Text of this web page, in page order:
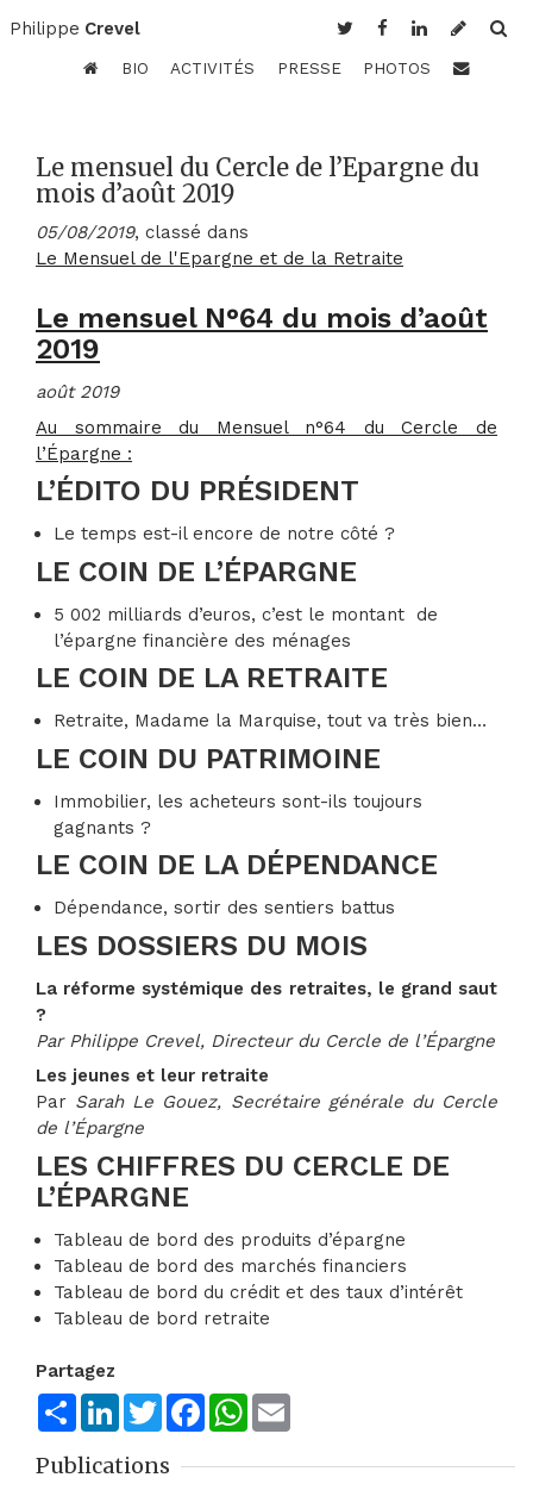
Philippe Crevel
BIO ACTIVITÉS PRESSE PHOTOS
Le mensuel du Cercle de l’Epargne du
mois d’août 2019
05/08/2019, classé dans
Le Mensuel de l'Epargne et de la Retraite
Le mensuel N°64 du mois d’août
2019
août 2019
Au sommaire du Mensuel n°64 du Cercle de
l’Épargne :
L’ÉDITO DU PRÉSIDENT
Le temps est-il encore de notre côté ?
LE COIN DE L’ÉPARGNE
5 002 milliards d’euros, c’est le montant de
l’épargne financière des ménages
LE COIN DE LA RETRAITE
Retraite, Madame la Marquise, tout va très bien…
LE COIN DU PATRIMOINE
Immobilier, les acheteurs sont-ils toujours
gagnants ?
LE COIN DE LA DÉPENDANCE
Dépendance, sortir des sentiers battus
LES DOSSIERS DU MOIS
La réforme systémique des retraites, le grand saut
?
Par Philippe Crevel, Directeur du Cercle de l’Épargne
Les jeunes et leur retraite
Par Sarah Le Gouez, Secrétaire générale du Cercle
de l’Épargne
LES CHIFFRES DU CERCLE DE
L’ÉPARGNE
Tableau de bord des produits d’épargne
Tableau de bord des marchés financiers
Tableau de bord du crédit et des taux d’intérêt
Tableau de bord retraite
Partagez
ShareLinkedInTwitterFacebookWhatsApp
Publications